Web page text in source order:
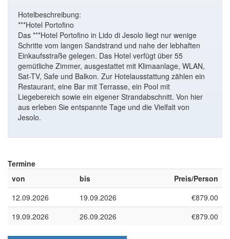
Hotelbeschreibung:
***Hotel Portofino
Das ***Hotel Portofino in Lido di Jesolo liegt nur wenige
Schritte vom langen Sandstrand und nahe der lebhaften
Einkaufsstraße gelegen. Das Hotel verfügt über 55
gemütliche Zimmer, ausgestattet mit Klimaanlage, WLAN,
Sat-TV, Safe und Balkon. Zur Hotelausstattung zählen ein
Restaurant, eine Bar mit Terrasse, ein Pool mit
Liegebereich sowie ein eigener Strandabschnitt. Von hier
aus erleben Sie entspannte Tage und die Vielfalt von
Jesolo.
Termine
von
bis
Preis/Person
12.09.2026
19.09.2026
€879.00
19.09.2026
26.09.2026 €879.00